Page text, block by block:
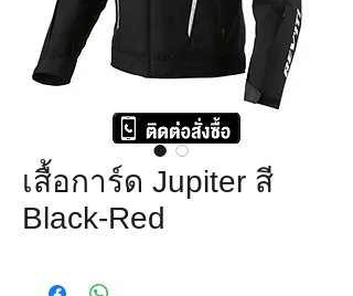
เสื้อการ์ด Jupiter สี
Black-Red